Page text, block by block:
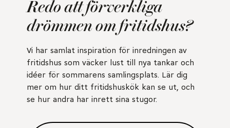
Redo att förverkliga
drömmen om fritidshus?
Vi har samlat inspiration för inredningen av
fritidshus som väcker lust till nya tankar och
idéer för sommarens samlingsplats. Lär dig
mer om hur ditt fritidshuskök kan se ut, och
se hur andra har inrett sina stugor.